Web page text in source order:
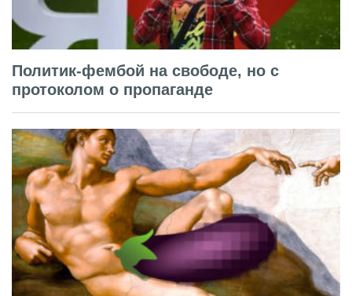
Политик-фембой на свободе, но с
протоколом о пропаганде